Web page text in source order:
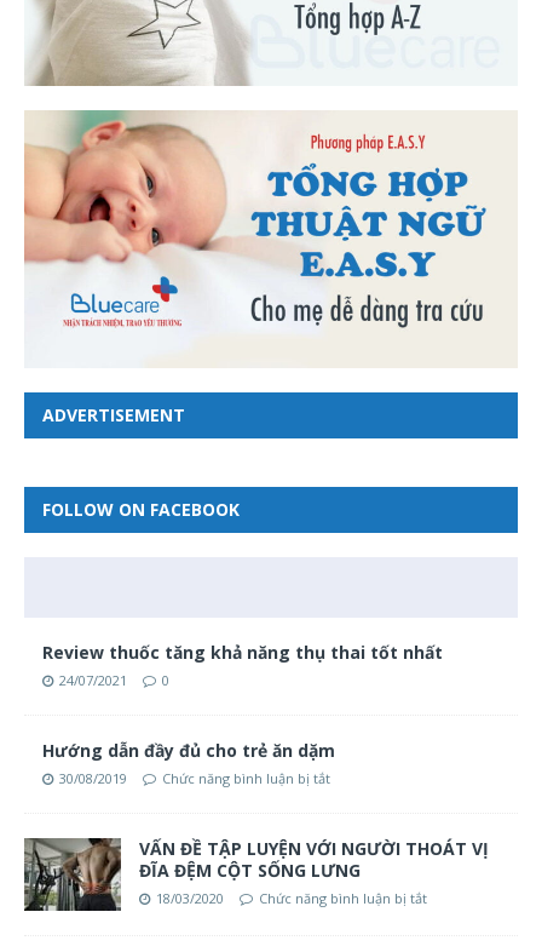
ADVERTISEMENT
FOLLOW ON FACEBOOK
Review thuốc tăng khả năng thụ thai tốt nhất
24/07/2021 0
Hướng dẫn đầy đủ cho trẻ ăn dặm
30/08/2019 Chức năng bình luận bị tắt
VẤN ĐỀ TẬP LUYỆN VỚI NGƯỜI THOÁT VỊ
ĐĨA ĐỆM CỘT SỐNG LƯNG
18/03/2020 Chức năng bình luận bị tắt